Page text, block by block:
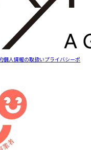
個人情報の取扱いプライバシーポ